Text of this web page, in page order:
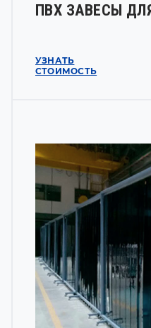
ПВХ ЗАВЕСЫ
УЗНАТЬ
СТОИМОСТЬ